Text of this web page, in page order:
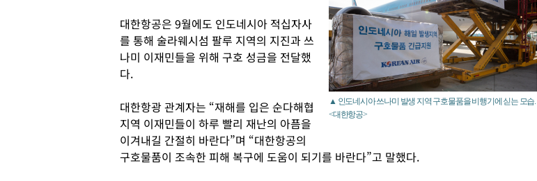
▲ 인도네시아 쓰나미 발생 지역 구호물품을 비행기에 싣는 모습.
<대한항공>
대한항공은 9월에도 인도네시아 적십자사
를 통해 술라웨시섬 팔루 지역의 지진과 쓰
나미 이재민들을 위해 구호 성금을 전달했
다.
대한항광 관계자는 “재해를 입은 순다해협
지역 이재민들이 하루 빨리 재난의 아픔을
이겨내길 간절히 바란다”며 “대한항공의
구호물품이 조속한 피해 복구에 도움이 되기를 바란다”고 말했다.